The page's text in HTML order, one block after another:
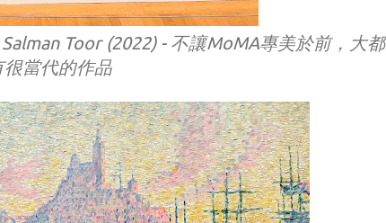
Toor (2022) - 不讓MoMA專美於前，大都
很當代的作品